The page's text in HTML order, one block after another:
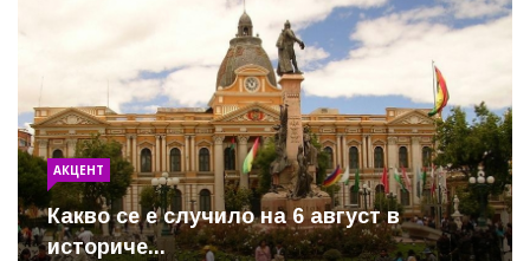
АКЦЕНТ
Какво се е случило на 6 август в
историче...